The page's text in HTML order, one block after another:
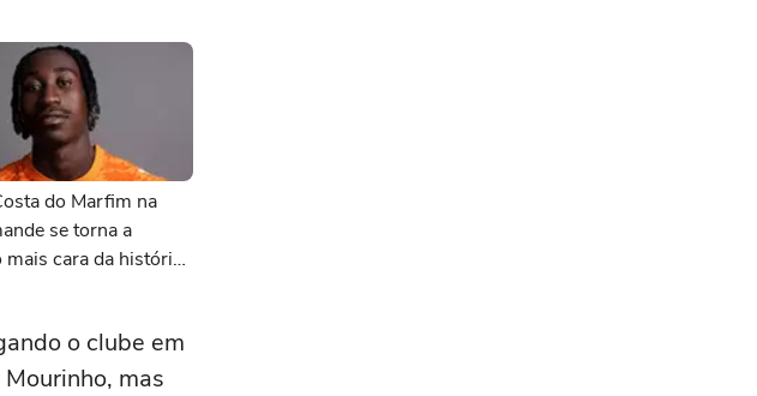
do Marfim na
se torna a
mais cara da história
o clube em
mas